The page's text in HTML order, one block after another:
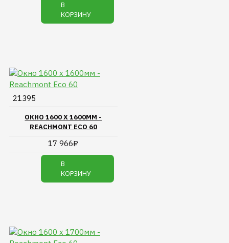
В
КОРЗИНУ
21395
ОКНО 1600 Х 1600ММ -
REACHMONT ECO 60
17 966₽
В
КОРЗИНУ